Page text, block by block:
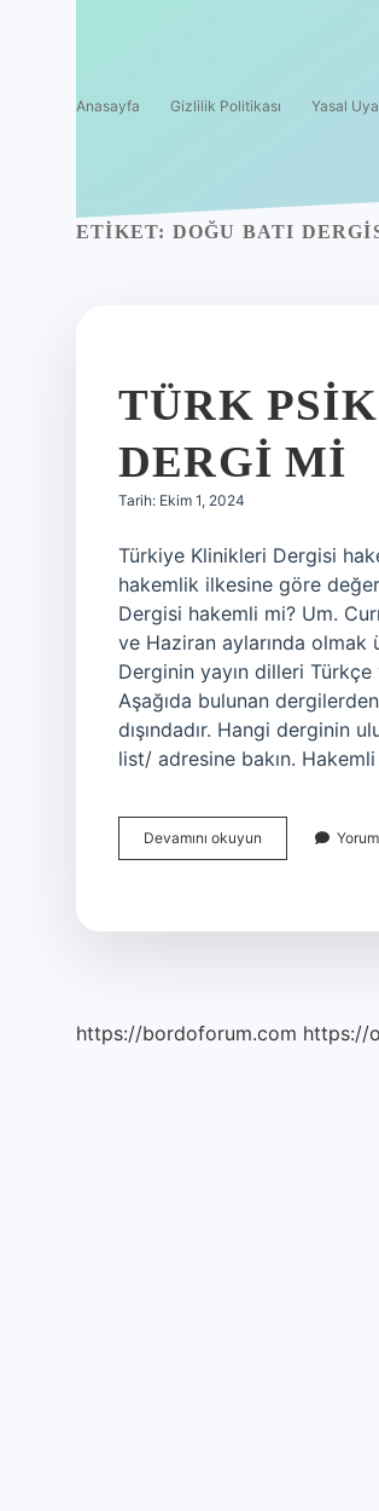
Anasayfa Gizlilik Politikası Yasal
ETIKET: DOĞU BATI
TÜRK
DERGI MI
Tarih: Ekim 1, 2024
Türkiye Klinikleri Dergisi
hakemlik ilkesine göre
Dergisi hakemli mi? Um.
ve Haziran aylarında olmak
Derginin yayın dilleri Türkçe
Aşağıda bulunan
dışındadır. Hangi derginin
list/ adresine bakın.
Devamını okuyun
Psikiyatri
https://bordoforum.com https://